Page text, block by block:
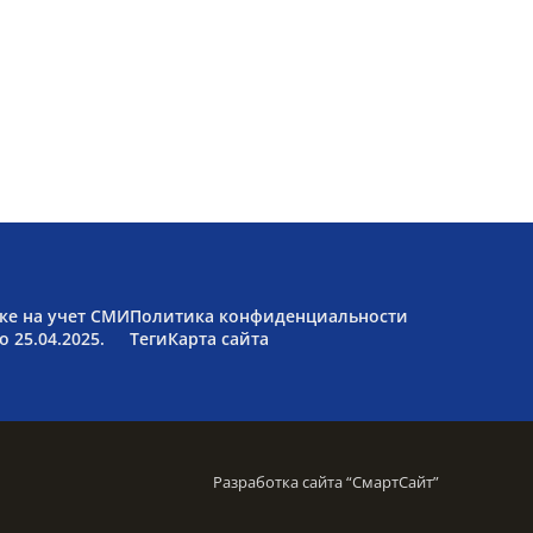
на учет СМИ
25.04.2025.
Политика конфиденциальности
ТегиКарта сайта
Разработка сайта “СмартСайт”